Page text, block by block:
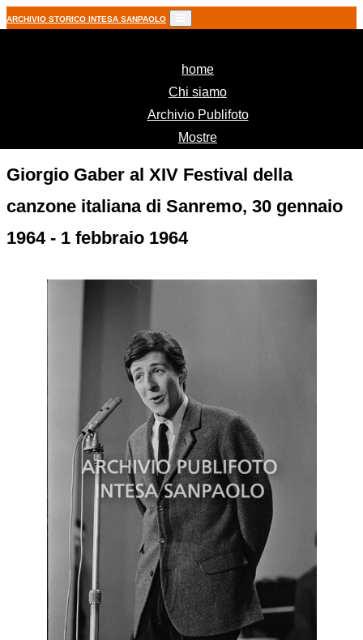
ARCHIVIO STORICO INTESA SANPAOLO
home(current)
Chi siamo
Archivio Publifoto
Mostre
Giorgio Gaber al XIV Festival della
canzone italiana di Sanremo, 30 gennaio
1964 - 1 febbraio 1964